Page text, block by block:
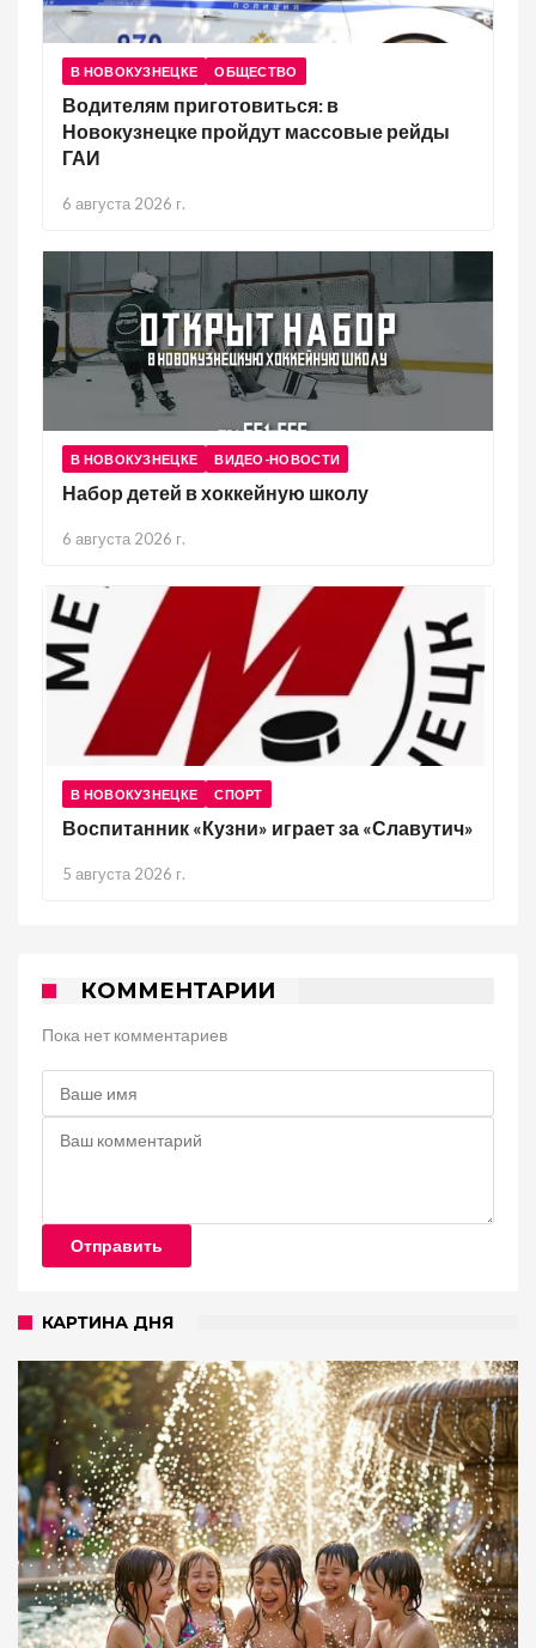
В НОВОКУЗНЕЦКЕ ОБЩЕСТВО
Водителям приготовиться: в
Новокузнецке пройдут массовые рейды
ГАИ
6 августа 2026 г.
В НОВОКУЗНЕЦКЕ ВИДЕО-НОВОСТИ
Набор детей в хоккейную школу
6 августа 2026 г.
В НОВОКУЗНЕЦКЕ СПОРТ
Воспитанник «Кузни» играет за «Славутич»
5 августа 2026 г.
КОММЕНТАРИИ
Пока нет комментариев
Отправить
КАРТИНА ДНЯ